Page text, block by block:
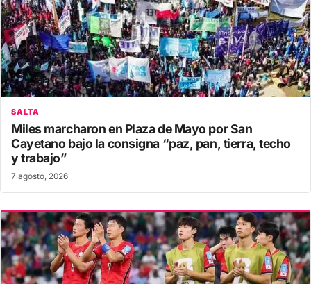
SALTA
Miles marcharon en Plaza de Mayo por San
Cayetano bajo la consigna “paz, pan, tierra, techo
y trabajo”
7 agosto, 2026